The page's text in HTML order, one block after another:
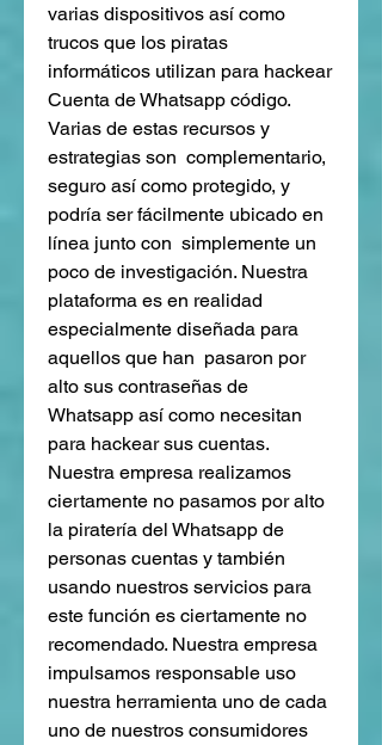
varias dispositivos así como
trucos que los piratas
informáticos utilizan para hackear
Cuenta de Whatsapp código.
Varias de estas recursos y
estrategias son  complementario,
seguro así como protegido, y
podría ser fácilmente ubicado en
línea junto con  simplemente un
poco de investigación. Nuestra
plataforma es en realidad
especialmente diseñada para
aquellos que han  pasaron por
alto sus contraseñas de
Whatsapp así como necesitan
para hackear sus cuentas.
Nuestra empresa realizamos
ciertamente no pasamos por alto
la piratería del Whatsapp de
personas cuentas y también
usando nuestros servicios para
este función es ciertamente no
recomendado. Nuestra empresa
impulsamos responsable uso
nuestra herramienta uno de cada
uno de nuestros consumidores